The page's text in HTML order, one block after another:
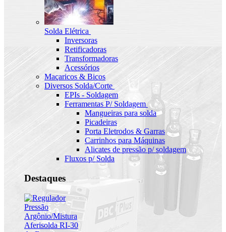
Solda Elétrica
Inversoras
Retificadoras
Transformadoras
Acessórios
Maçaricos & Bicos
Diversos Solda/Corte
EPIs - Soldagem
Ferramentas P/ Soldagem
Mangueiras para solda
Picadeiras
Porta Eletrodos & Garras
Carrinhos para Máquinas
Alicates de pressão p/ soldagem
Fluxos p/ Solda
Destaques